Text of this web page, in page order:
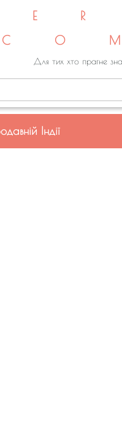
Для тих хто прагне
Індії